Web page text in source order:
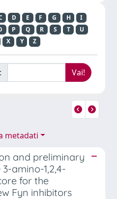
D E F G H
I
P Q R S T
U
X Y Z
metadati
and preliminary
amino-1,2,4-
for the
Fyn inhibitors